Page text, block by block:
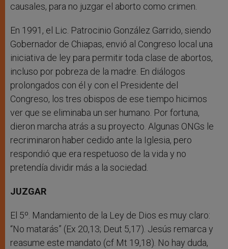
causales, para no juzgar el aborto como crimen.
En 1991, el Lic. Patrocinio González Garrido, siendo
Gobernador de Chiapas, envió al Congreso local una
iniciativa de ley para permitir toda clase de abortos,
incluso por pobreza de la madre. En diálogos
prolongados con él y con el Presidente del
Congreso, los tres obispos de ese tiempo hicimos
ver que se eliminaba un ser humano. Por fortuna,
dieron marcha atrás a su proyecto. Algunas ONGs le
recriminaron haber cedido ante la Iglesia, pero
respondió que era respetuoso de la vida y no
pretendía dividir más a la sociedad.
JUZGAR
El 5º. Mandamiento de la Ley de Dios es muy claro:
“No matarás” (Ex 20,13; Deut 5,17). Jesús remarca y
reasume este mandato (cf Mt 19,18). No hay duda,